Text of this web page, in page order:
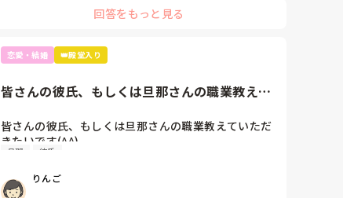
回答をもっと見る
恋愛・結婚 👑殿堂入り
皆さんの彼氏、もしくは旦那さんの職業教えて
皆さんの彼氏、もしくは旦那さんの職業教えていただ
きたいです(^^)
🤤
旦那 彼氏
りんご